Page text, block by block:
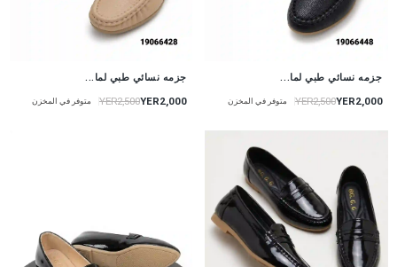
جزمه نسائي طبي لما...
YER2,000
YER2,500 متوفر في المخزن
جزمه نسائي طبي لما...
YER2,000
YER2,500 متوفر في المخزن